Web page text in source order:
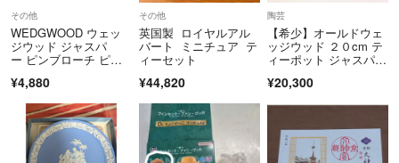
https://fril.jp/ts/official/law/a078/#return_policy
その他
WEDGWOOD ウェッ
ジウッド ジャスパ
ー ピンブローチ ピン
ー ライトブルー系×ゴ
ールド系 DL2459
¥4,880
その他
英国製 ロイヤルアル
バート ミニチュア テ
ィーセット
¥44,820
陶芸
【希少】オールドウェ
ッジウッド ２０cm テ
ィーポット ジャスパー
¥20,300